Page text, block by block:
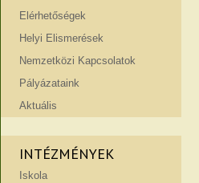
Elérhetőségek
Helyi Elismerések
Nemzetközi Kapcsolatok
Pályázataink
Aktuális
INTÉZMÉNYEK
Iskola